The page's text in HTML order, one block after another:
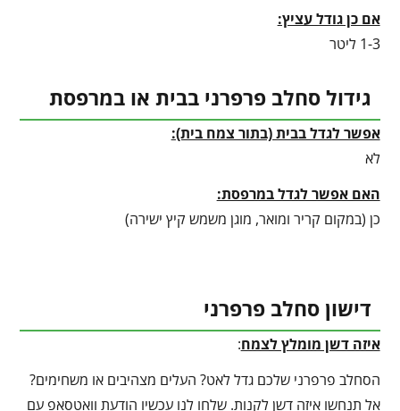
אם כן גודל עציץ:
1-3 ליטר
גידול סחלב פרפרני בבית או במרפסת
אפשר לגדל בבית (בתור צמח בית):
לא
האם אפשר לגדל במרפסת:
כן (במקום קריר ומואר, מוגן משמש קיץ ישירה)
דישון סחלב פרפרני
איזה דשן מומלץ לצמח:
הסחלב פרפרני שלכם גדל לאט? העלים מצהיבים או משחימים?
אל תנחשו איזה דשן לקנות. שלחו לנו עכשיו הודעת וואטסאפ עם